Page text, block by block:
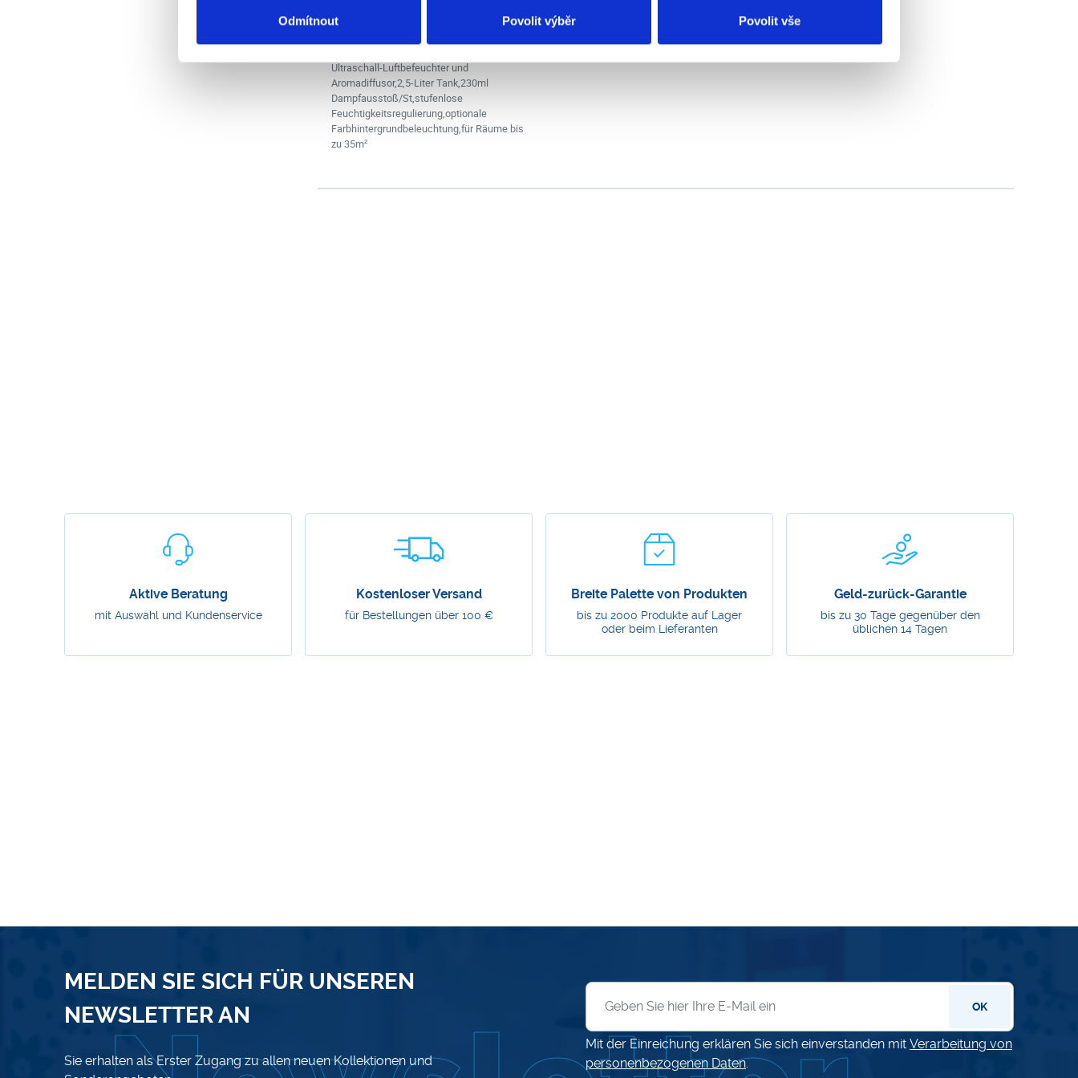
Odmítnout Povolit výběr Povolit vše
33.00 €
27.73 € ohne MwSt.
In den Warenkorb
Ultraschall-Luftbefeuchter und
Aromadiffusor,2,5-Liter Tank,230ml
Dampfausstoß/St,stufenlose
Feuchtigkeitsregulierung,optionale
Farbhintergrundbeleuchtung,für Räume bis
zu 35m²
Aktive Beratung
mit Auswahl und Kundenservice
Kostenloser Versand
für Bestellungen über 100 €
Breite Palette von Produkten
bis zu 2000 Produkte auf Lager
oder beim Lieferanten
Geld-zurück-Garantie
bis zu 30 Tage gegenüber den
üblichen 14 Tagen
MELDEN SIE SICH FÜR UNSEREN
NEWSLETTER AN
Sie erhalten als Erster Zugang zu allen neuen Kollektionen und
OK
Mit der Einreichung erklären Sie sich einverstanden mit Verarbeitung von
personenbezogenen Daten.